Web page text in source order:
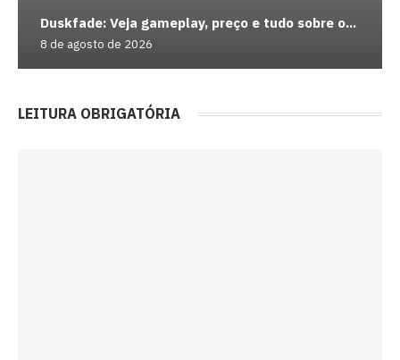
Duskfade: Veja gameplay, preço e tudo sobre o...
8 de agosto de 2026
LEITURA OBRIGATÓRIA